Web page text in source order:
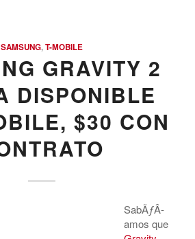
SAMSUNG,T-MOBILE
GRAVITY 2
DISPONIBLE
$30 CON
SabÃƒÂ­
amos que